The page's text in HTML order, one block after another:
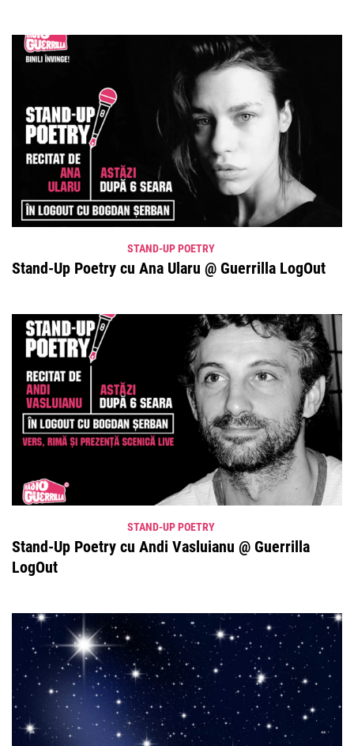
STAND-UP POETRY
Stand-Up Poetry cu Ana Ularu @ Guerrilla LogOut
STAND-UP POETRY
Stand-Up Poetry cu Andi Vasluianu @ Guerrilla
LogOut